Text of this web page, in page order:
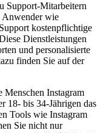
Support-Mitarbeitern
Anwender wie
kostenpflichtige
Dienstleistungen
und personalisierte
finden Sie auf der
Menschen Instagram
18- bis 34-Jährigen das
Tools wie Instagram
Sie nicht nur